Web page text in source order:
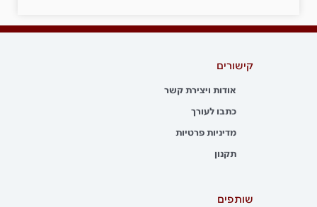
קישורים
אודות ויצירת קשר
כתבו לעורך
מדיניות פרטיות
תקנון
שותפים